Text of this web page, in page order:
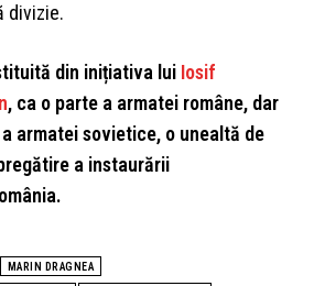
divizie.
din inițiativa lui Iosif
, ca o parte a armatei române, dar
armatei sovietice, o unealtă de
a instaurării
MARIN DRAGNEA